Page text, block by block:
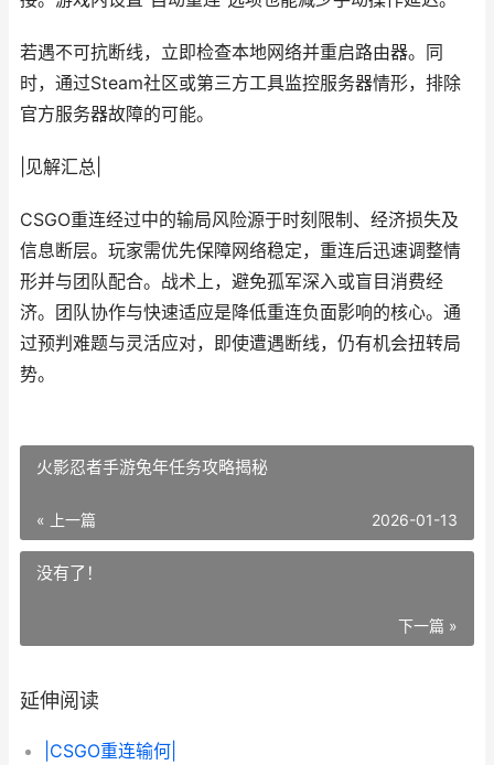
若遇不可抗断线，立即检查本地网络并重启路由器。同
时，通过Steam社区或第三方工具监控服务器情形，排除
官方服务器故障的可能。
|见解汇总|
CSGO重连经过中的输局风险源于时刻限制、经济损失及
信息断层。玩家需优先保障网络稳定，重连后迅速调整情
形并与团队配合。战术上，避免孤军深入或盲目消费经
济。团队协作与快速适应是降低重连负面影响的核心。通
过预判难题与灵活应对，即使遭遇断线，仍有机会扭转局
势。
火影忍者手游兔年任务攻略揭秘
« 上一篇 2026-01-13
没有了！
下一篇 »
延伸阅读
|CSGO重连输何|